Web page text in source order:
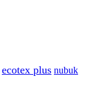
ecotex plus nubuk